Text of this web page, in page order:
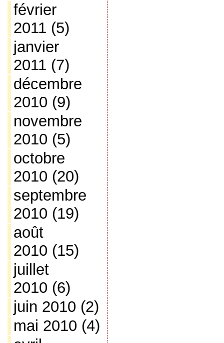
février
2011 (5)
janvier
2011 (7)
décembre
2010 (9)
novembre
2010 (5)
octobre
2010 (20)
septembre
2010 (19)
août
2010 (15)
juillet
2010 (6)
juin 2010 (2)
mai 2010 (4)